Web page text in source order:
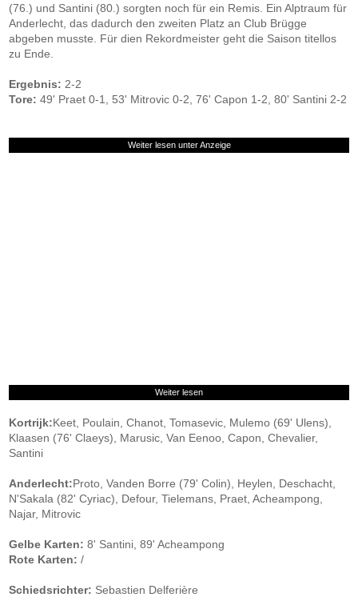
(76.) und Santini (80.) sorgten noch für ein Remis. Ein Alptraum für
Anderlecht, das dadurch den zweiten Platz an Club Brügge
abgeben musste. Für dien Rekordmeister geht die Saison titellos
zu Ende.
Ergebnis: 2-2
Tore: 49' Praet 0-1, 53' Mitrovic 0-2, 76' Capon 1-2, 80' Santini 2-2
Weiter lesen unter Anzeige
Weiter lesen
Kortrijk:Keet, Poulain, Chanot, Tomasevic, Mulemo (69' Ulens),
Klaasen (76' Claeys), Marusic, Van Eenoo, Capon, Chevalier,
Santini
Anderlecht:Proto, Vanden Borre (79' Colin), Heylen, Deschacht,
N'Sakala (82' Cyriac), Defour, Tielemans, Praet, Acheampong,
Najar, Mitrovic
Gelbe Karten: 8' Santini, 89' Acheampong
Rote Karten: /
Schiedsrichter: Sebastien Delferière